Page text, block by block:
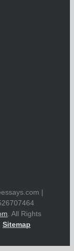
|
. All Rights
Sitemap